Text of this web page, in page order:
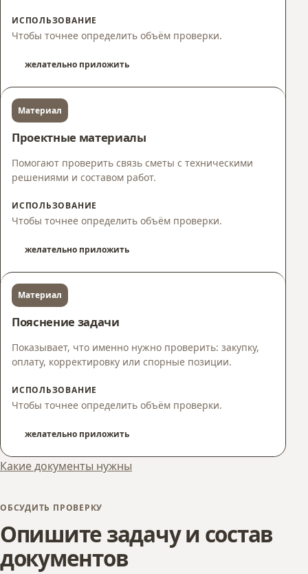
ИСПОЛЬЗОВАНИЕ
Чтобы точнее определить объём проверки.
желательно приложить
Материал
Проектные материалы
Помогают проверить связь сметы с техническими
решениями и составом работ.
ИСПОЛЬЗОВАНИЕ
Чтобы точнее определить объём проверки.
желательно приложить
Материал
Пояснение задачи
Показывает, что именно нужно проверить: закупку,
оплату, корректировку или спорные позиции.
ИСПОЛЬЗОВАНИЕ
Чтобы точнее определить объём проверки.
желательно приложить
Какие документы нужны
ОБСУДИТЬ ПРОВЕРКУ
Опишите задачу и состав
документов